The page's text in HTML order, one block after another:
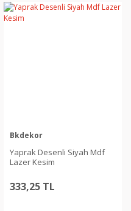
Bkdekor
Yaprak Desenli Siyah Mdf
Lazer Kesim
333,25 TL